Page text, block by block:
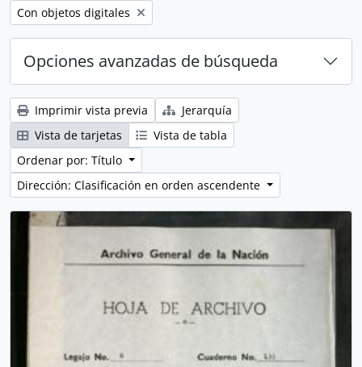
Remove filter:
Con objetos digitales
Opciones avanzadas de búsqueda
Imprimir vista previa
Jerarquía
Vista de tarjetas
Vista de tabla
Ordenar por: Título
Dirección: Clasificación en orden ascendente